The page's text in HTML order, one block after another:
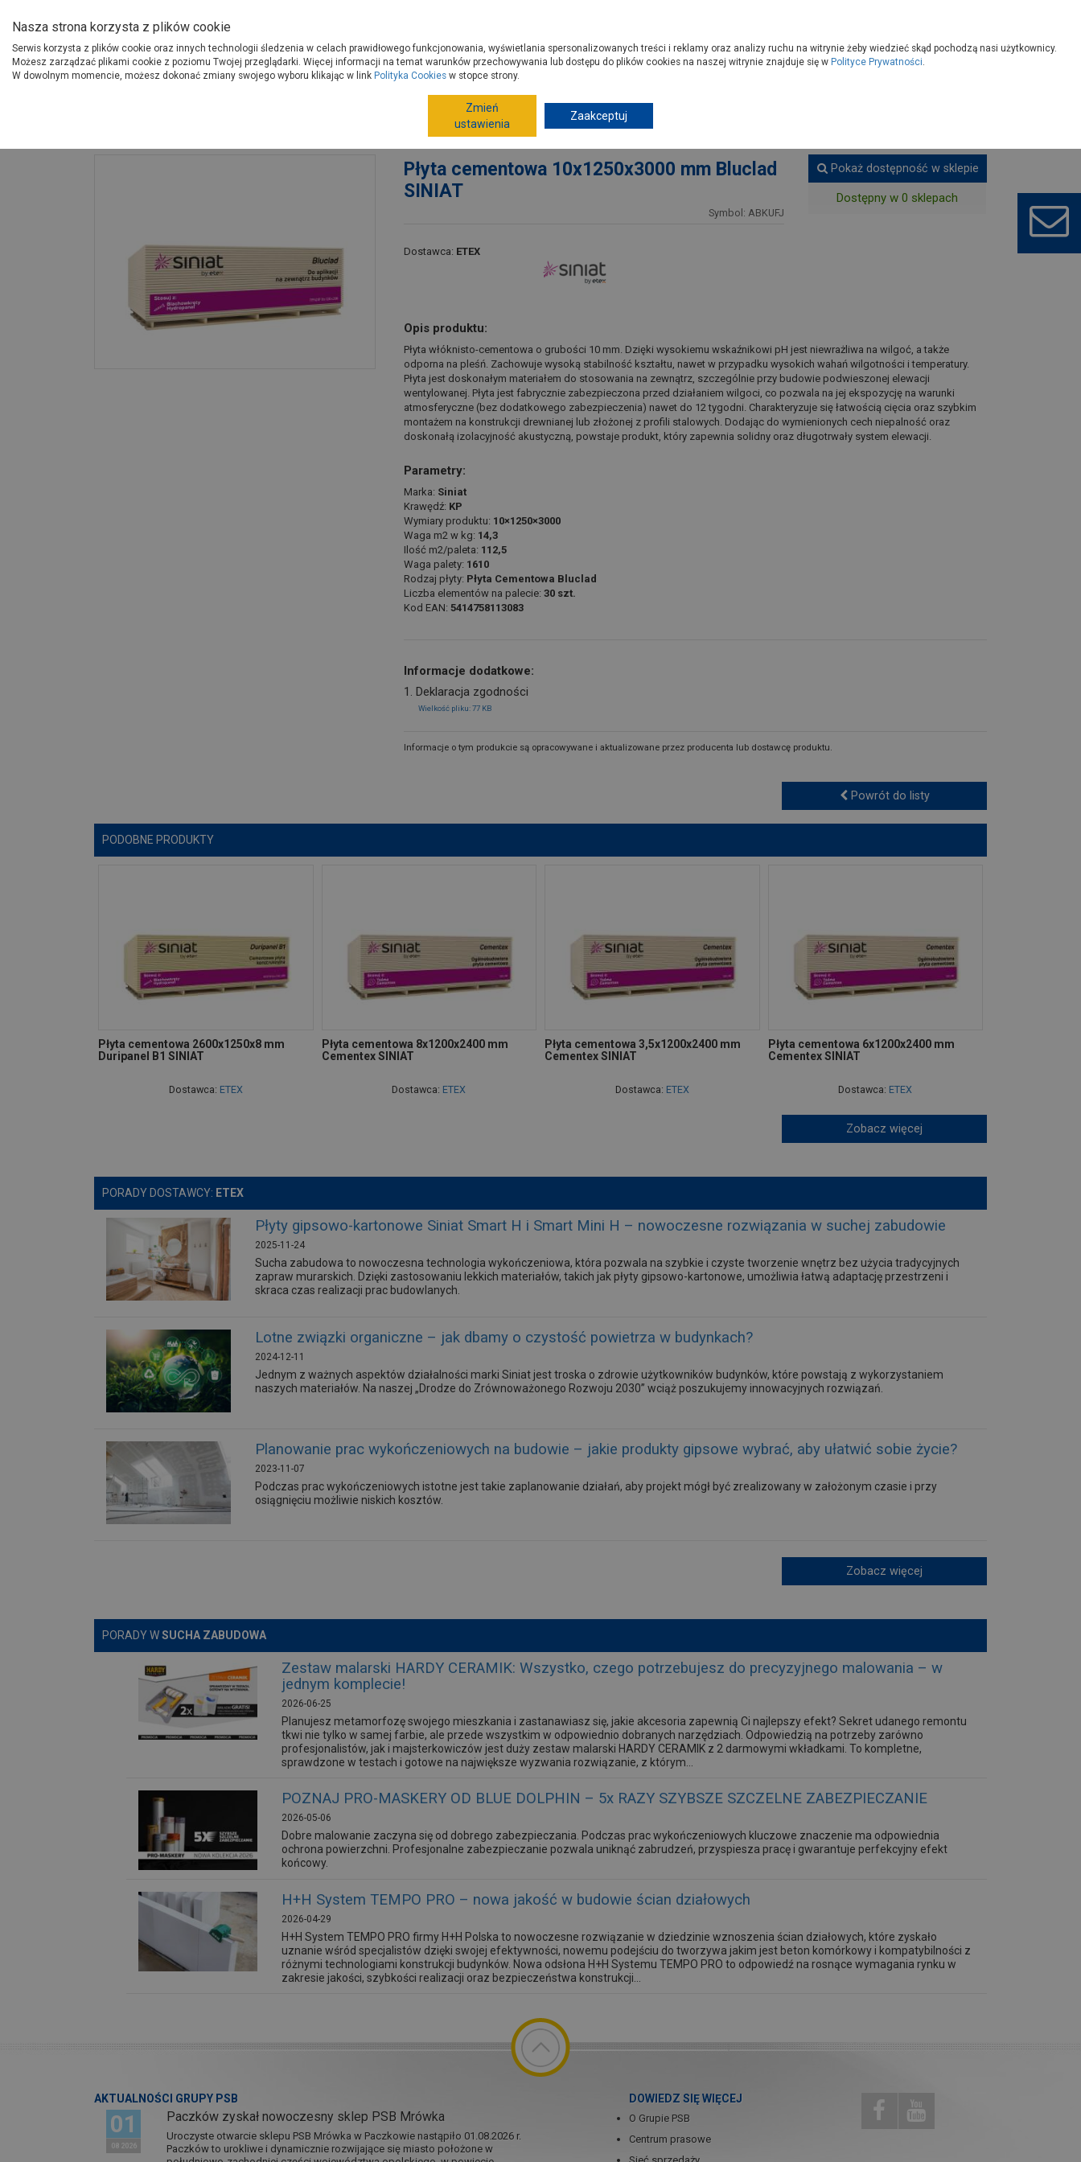
Produkty
O Grupie PSB
Gdzie kupisz Porady
Sucha zabudowa
Płyta cementowa
Płyta cementowa 10x1250x3000 mm Bluclad
SINIAT
Symbol: ABKUFJ
Dostawca: ETEX
Pokaż dostępność w sklepie
Dostępny w 0 sklepach
Opis produktu:
Płyta włóknisto-cementowa o grubości 10 mm. Dzięki wysokiemu wskaźnikowi pH jest niewrażliwa na wilgoć, a także
odporna na pleśń. Zachowuje wysoką stabilność kształtu, nawet w przypadku wysokich wahań wilgotności i temperatury.
Płyta jest doskonałym materiałem do stosowania na zewnątrz, szczególnie przy budowie podwieszonej elewacji
wentylowanej. Płyta jest fabrycznie zabezpieczona przed działaniem wilgoci, co pozwala na jej ekspozycję na warunki
atmosferyczne (bez dodatkowego zabezpieczenia) nawet do 12 tygodni. Charakteryzuje się łatwością cięcia oraz szybkim
montażem na konstrukcji drewnianej lub złożonej z profili stalowych. Dodając do wymienionych cech niepalność oraz
doskonałą izolacyjność akustyczną, powstaje produkt, który zapewnia solidny oraz długotrwały system elewacji.
Parametry:
Marka: Siniat
Krawędź: KP
Wymiary produktu: 10×1250×3000
Waga m2 w kg: 14,3
Ilość m2/paleta: 112,5
Waga palety: 1610
Rodzaj płyty: Płyta Cementowa Bluclad
Liczba elementów na palecie: 30 szt.
Kod EAN: 5414758113083
Informacje dodatkowe:
1. Deklaracja zgodności
Wielkość pliku: 77 KB
Informacje o tym produkcie są opracowywane i aktualizowane przez producenta lub dostawcę produktu.
Powrót do listy
PODOBNE PRODUKTY
Płyta cementowa 2600x1250x8 mm
Duripanel B1 SINIAT
Dostawca: ETEX
Płyta cementowa 8x1200x2400 mm
Cementex SINIAT
Dostawca: ETEX
Płyta cementowa 3,5x1200x2400 mm
Cementex SINIAT
Dostawca: ETEX
Płyta cementowa 6x1200x2400 mm
Cementex SINIAT
Dostawca: ETEX
Zobacz więcej
PORADY DOSTAWCY: ETEX
Płyty gipsowo-kartonowe Siniat Smart H i Smart Mini H – nowoczesne rozwiązania w suchej zabudowie
2025-11-24
Sucha zabudowa to nowoczesna technologia wykończeniowa, która pozwala na szybkie i czyste tworzenie wnętrz bez użycia tradycyjnych
zapraw murarskich. Dzięki zastosowaniu lekkich materiałów, takich jak płyty gipsowo-kartonowe, umożliwia łatwą adaptację przestrzeni i
skraca czas realizacji prac budowlanych.
Lotne związki organiczne – jak dbamy o czystość powietrza w budynkach?
2024-12-11
Jednym z ważnych aspektów działalności marki Siniat jest troska o zdrowie użytkowników budynków, które powstają z wykorzystaniem
naszych materiałów. Na naszej „Drodze do Zrównoważonego Rozwoju 2030” wciąż poszukujemy innowacyjnych rozwiązań.
Planowanie prac wykończeniowych na budowie – jakie produkty gipsowe wybrać, aby ułatwić sobie życie?
2023-11-07
Podczas prac wykończeniowych istotne jest takie zaplanowanie działań, aby projekt mógł być zrealizowany w założonym czasie i przy
osiągnięciu możliwie niskich kosztów.
Zobacz więcej
PORADY WSUCHA ZABUDOWA
Zestaw malarski HARDY CERAMIK: Wszystko, czego potrzebujesz do precyzyjnego malowania – w
jednym komplecie!
2026-06-25
Planujesz metamorfozę swojego mieszkania i zastanawiasz się, jakie akcesoria zapewnią Ci najlepszy efekt? Sekret udanego remontu
tkwi nie tylko w samej farbie, ale przede wszystkim w odpowiednio dobranych narzędziach. Odpowiedzią na potrzeby zarówno
profesjonalistów, jak i majsterkowiczów jest duży zestaw malarski HARDY CERAMIK z 2 darmowymi wkładkami. To kompletne,
sprawdzone w testach i gotowe na największe wyzwania rozwiązanie, z którym...
POZNAJ PRO-MASKERY OD BLUE DOLPHIN – 5x RAZY SZYBSZE SZCZELNE ZABEZPIECZANIE
2026-05-06
Dobre malowanie zaczyna się od dobrego zabezpieczania. Podczas prac wykończeniowych kluczowe znaczenie ma odpowiednia
ochrona powierzchni. Profesjonalne zabezpieczanie pozwala uniknąć zabrudzeń, przyspiesza pracę i gwarantuje perfekcyjny efekt
końcowy.
H+H System TEMPO PRO – nowa jakość w budowie ścian działowych
2026-04-29
H+H System TEMPO PRO firmy H+H Polska to nowoczesne rozwiązanie w dziedzinie wznoszenia ścian działowych, które zyskało
uznanie wśród specjalistów dzięki swojej efektywności, nowemu podejściu do tworzywa jakim jest beton komórkowy i kompatybilności z
różnymi technologiami konstrukcji budynków. Nowa odsłona H+H Systemu TEMPO PRO to odpowiedź na rosnące wymagania rynku w
zakresie jakości, szybkości realizacji oraz bezpieczeństwa konstrukcji...
AKTUALNOŚCI GRUPY PSB
01
08 2026
Paczków zyskał nowoczesny sklep PSB Mrówka
Uroczyste otwarcie sklepu PSB Mrówka w Paczkowie nastąpiło 01.08.2026 r.
Paczków to urokliwe i dynamicznie rozwijające się miasto położone w
DOWIEDZ SIĘ WIĘCEJ
O Grupie PSB
Centrum prasowe
Nasza strona korzysta z plików cookie
Serwis korzysta z plików cookie oraz innych technologii śledzenia w celach prawidłowego funkcjonowania, wyświetlania spersonalizowanych treści i reklamy oraz analizy ruchu na witrynie żeby wiedzieć skąd pochodzą nasi użytkownicy.
Możesz zarządzać plikami cookie z poziomu Twojej przeglądarki. Więcej informacji na temat warunków przechowywania lub dostępu do plików cookies na naszej witrynie znajduje się w Polityce Prywatności.
W dowolnym momencie, możesz dokonać zmiany swojego wyboru klikając w link Polityka Cookies w stopce strony.
Zmień
ustawienia
Zaakceptuj